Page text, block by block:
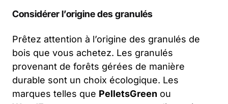
Considérer l’origine des granulés
Prêtez attention à l’origine des granulés de
bois que vous achetez. Les granulés
provenant de forêts gérées de manière
durable sont un choix écologique. Les
marques telles que PelletsGreen ou